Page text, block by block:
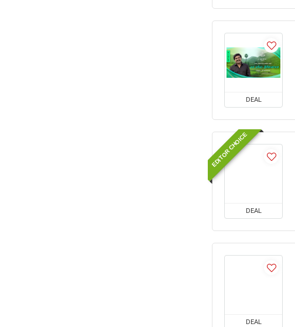
DEAL
EDITOR CHOICE
DEAL
DEAL